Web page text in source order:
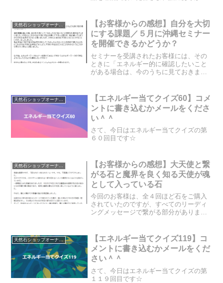
お手持ちの天然石に触れさせておくだけ
で、見た...
天然石ショップオーナーのブログ
【お客様からの感想】自分を大切
にする課題／５月に沖縄セミナー
を開催できるかどうか？
セミナーを受講されたお客様には、その
ときに「エネルギー的に確認したいこと
がある場合は、今のうちに見ておきまし
ーワークセミナーは、いつ頃受けられそ
うでしょうか？」というご...
【エネルギー当てクイズ60】コメ
ントに書き込むかメールをくださ
い＾＾
さて、今日はエネルギー当てクイズの第
６０回目です☆
【お客様からの感想】大天使と繋
がる石と魔界を良く知る天使が魂
として入っている石
今回のお客様は、全４回ほど石をご購入
されていたのですが、すべてのリーディ
ングメッセージで繋がる部分がありまし
魔界のことを良く知っている部隊の天使
が魂として入っている石が...
天然石ショップオーナーのブログ
【エネルギー当てクイズ119】コ
メントに書き込むかメールをくだ
さい＾＾
さて、今日はエネルギー当てクイズの第
１１９回目です☆